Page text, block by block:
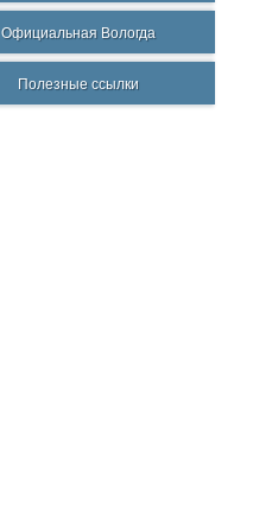
Официальная Вологда
Полезные ссылки